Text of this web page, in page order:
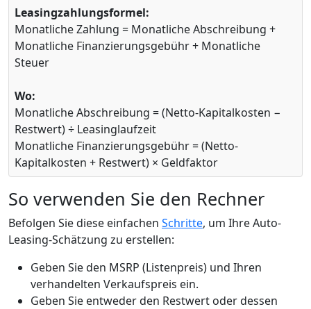
Leasingzahlungsformel:
Monatliche Zahlung = Monatliche Abschreibung +
Monatliche Finanzierungsgebühr + Monatliche
Steuer
Wo:
Monatliche Abschreibung = (Netto-Kapitalkosten −
Restwert) ÷ Leasinglaufzeit
Monatliche Finanzierungsgebühr = (Netto-
Kapitalkosten + Restwert) × Geldfaktor
So verwenden Sie den Rechner
Befolgen Sie diese einfachen Schritte, um Ihre Auto-
Leasing-Schätzung zu erstellen:
Geben Sie den MSRP (Listenpreis) und Ihren
verhandelten Verkaufspreis ein.
Geben Sie entweder den Restwert oder dessen